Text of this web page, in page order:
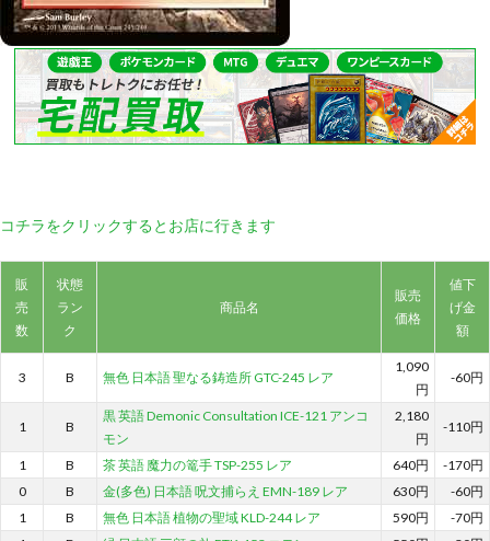
コチラをクリックするとお店に行きます
販
売
数
状態
ラン
ク
商品名
販売
価格
値下
げ金
額
3 B 無色 日本語 聖なる鋳造所 GTC-245 レア
1,090
円
-60円
1 B
黒 英語 Demonic Consultation ICE-121 アンコ
モン
2,180
円
-110円
1 B 茶 英語 魔力の篭手 TSP-255 レア 640円
-170円
0
B 金(多色) 日本語 呪文捕らえ EMN-189 レア 630円
-60円
1
B 無色 日本語 植物の聖域 KLD-244 レア 590円
-70円